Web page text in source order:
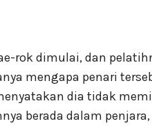
rok dimulai, dan
mengapa penari
dia tidak
berada dalam